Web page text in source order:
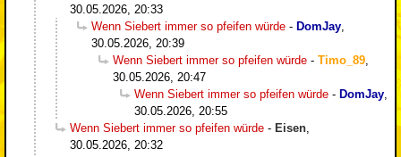
30.05.2026, 20:33
Wenn Siebert immer so pfeifen würde - DomJay
30.05.2026, 20:39
Wenn Siebert immer so pfeifen würde - Timo_89
30.05.2026, 20:47
Wenn Siebert immer so pfeifen würde - DomJay
30.05.2026, 20:55
Wenn Siebert immer so pfeifen würde - Eisen
30.05.2026, 20:32